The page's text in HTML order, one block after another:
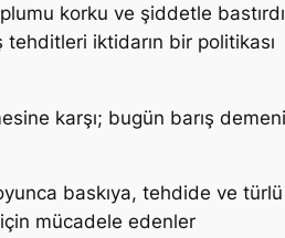
korku ve şiddetle
tehditleri iktidarın bir politikası
karşı; bugün barış
baskıya, tehdide ve türlü
mücadele edenler